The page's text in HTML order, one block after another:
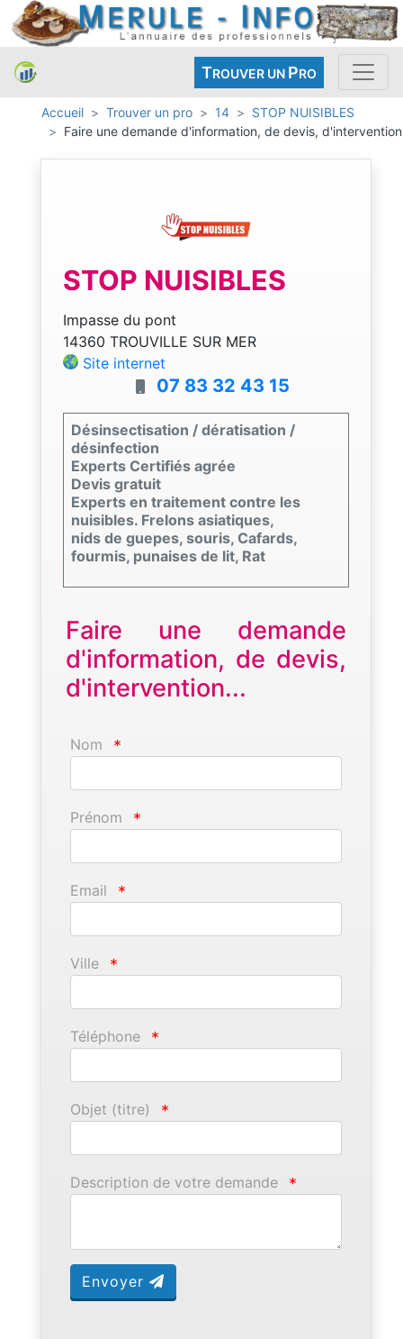
TROUVER UN PRO
Accueil Trouver un pro 14
STOP NUISIBLES
Faire une demande d'information, de devis, d'intervention
STOP NUISIBLES
Impasse du pont
14360 TROUVILLE SUR MER
Site internet
07 83 32 43 15
Désinsectisation / dératisation /
désinfection
Experts Certifiés agrée
Devis gratuit
Experts en traitement contre les
nuisibles. Frelons asiatiques,
nids de guepes, souris, Cafards,
fourmis, punaises de lit, Rat
Faire une demande
d'information, de devis,
d'intervention...
Nom *
Prénom *
Email *
Ville *
Téléphone *
Objet (titre) *
Description de votre demande *
Envoyer